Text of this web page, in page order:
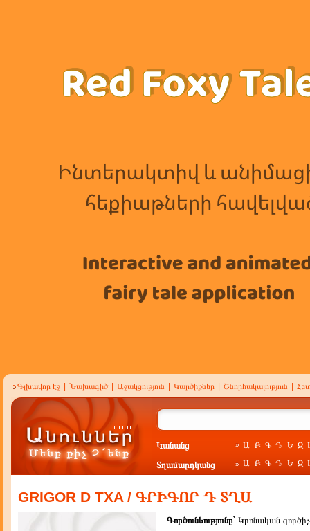
Գլխավոր էջ Նախագիծ Աջակցություն Կարծիքներ Շնորհակալություն
Կանանց » Ա Բ Գ Դ Ե Զ
Տղամարդկանց » Ա Բ Գ Դ Ե Զ
GRIGOR D TXA / ԳՐԻԳՈՐ Դ ՏՂԱ
Գործունեությունը` Կրոնական գործիչ